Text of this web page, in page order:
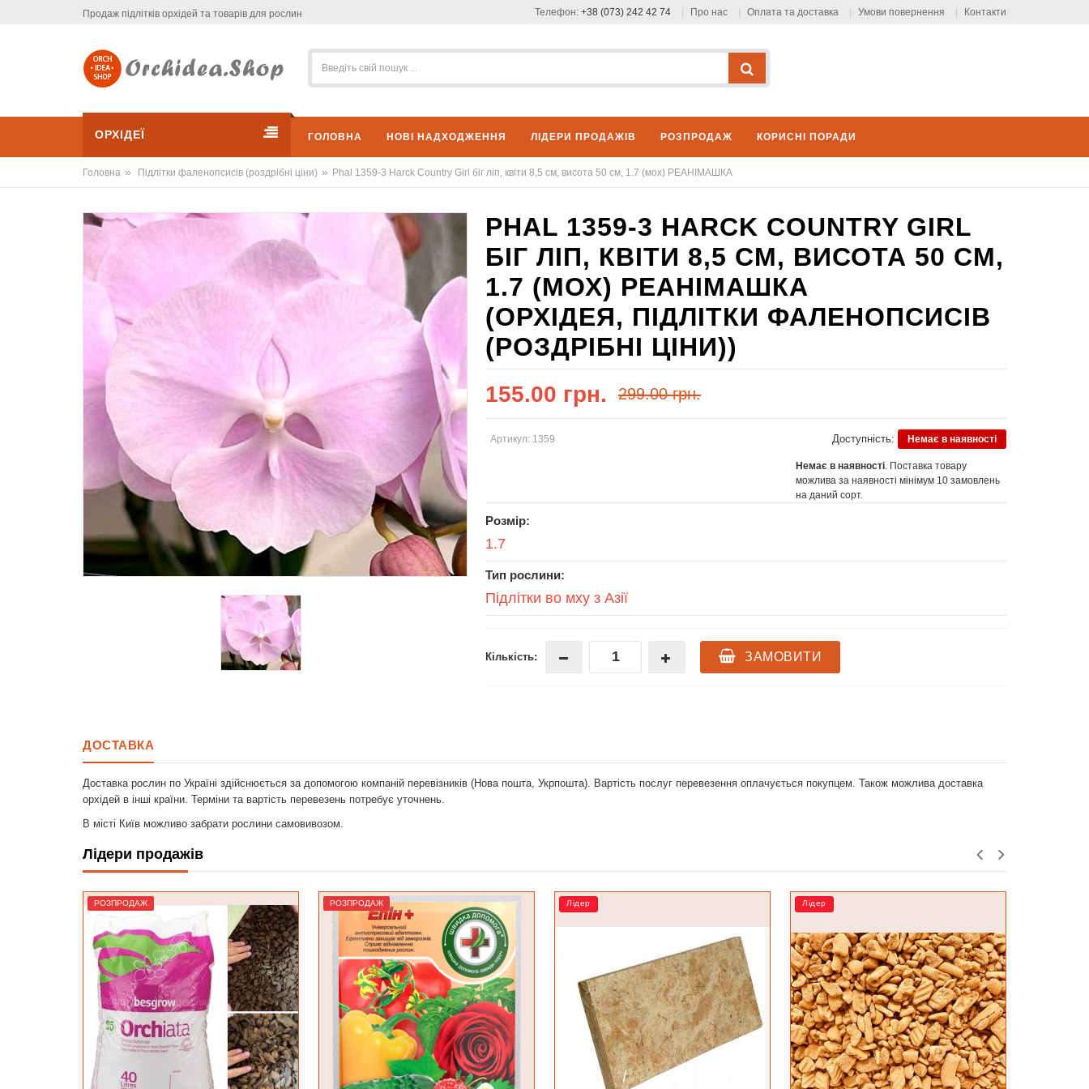
Продаж підлітків орхідей та товарів для рослин Телефон: +38 (073) 242 42 74 Про нас Оплата та доставка Умови повернення Контакти
ОРХІДЕЇ ГОЛОВНА НОВІ НАДХОДЖЕННЯ ЛІДЕРИ ПРОДАЖІВ РОЗПРОДАЖ КОРИСНІ ПОРАДИ
Головна » Підлітки фаленопсисів (роздрібні ціни) » Phal 1359-3 Harck Country Girl біг ліп, квіти 8,5 см, висота 50 см, 1.7 (мох) РЕАНІМАШКА
PHAL 1359-3 HARCK COUNTRY GIRL
БІГ ЛІП, КВІТИ 8,5 СМ, ВИСОТА 50 СМ,
1.7 (МОХ) РЕАНІМАШКА
(ОРХІДЕЯ, ПІДЛІТКИ ФАЛЕНОПСИСІВ
(РОЗДРІБНІ ЦІНИ))
155.00 грн. 299.00 грн.
Артикул: 1359 Доступність: Немає в наявності
Немає в наявності. Поставка товару
можлива за наявності мінімум 10 замовлень
на даний сорт.
Розмір:
1.7
Тип рослини:
Підлітки во мху з Азії
Кількість: ЗАМОВИТИ
ДОСТАВКА
Доставка рослин по Україні здійснюється за допомогою компаній перевізників (Нова пошта, Укрпошта). Вартість послуг перевезення оплачується покупцем. Також можлива доставка
орхідей в інші країни. Терміни та вартість перевезень потребує уточнень.
В місті Київ можливо забрати рослини самовивозом.
Лідери продажів
РОЗПРОДАЖ Лідер Лідер Лідер